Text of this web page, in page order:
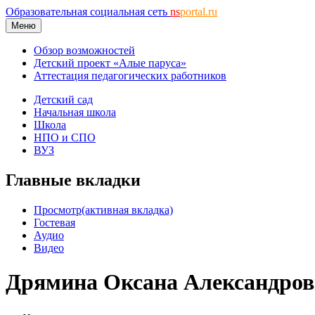
Образовательная социальная сеть nsportal.ru
Меню
Обзор возможностей
Детский проект «Алые паруса»
Аттестация педагогических работников
Детский сад
Начальная школа
Школа
НПО и СПО
ВУЗ
Главные вкладки
Просмотр(активная вкладка)
Гостевая
Аудио
Видео
Дрямина Оксана